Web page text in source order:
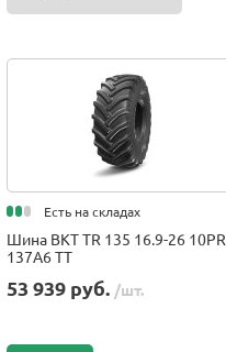
Есть на складах
Шина BKT TR 135 16.9-26 10PR
137A6 TT
53 939 руб. /шт.